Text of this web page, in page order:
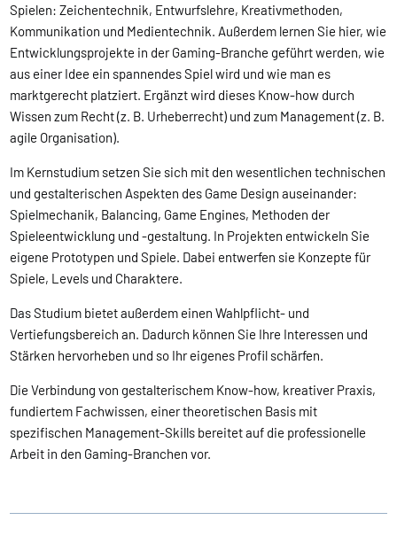
Spielen: Zeichentechnik, Entwurfslehre, Kreativmethoden,
Kommunikation und Medientechnik. Außerdem lernen Sie hier, wie
Entwicklungsprojekte in der Gaming-Branche geführt werden, wie
aus einer Idee ein spannendes Spiel wird und wie man es
marktgerecht platziert. Ergänzt wird dieses Know-how durch
Wissen zum Recht (z. B. Urheberrecht) und zum Management (z. B.
agile Organisation).
Im Kernstudium setzen Sie sich mit den wesentlichen technischen
und gestalterischen Aspekten des Game Design auseinander:
Spielmechanik, Balancing, Game Engines, Methoden der
Spieleentwicklung und -gestaltung. In Projekten entwickeln Sie
eigene Prototypen und Spiele. Dabei entwerfen sie Konzepte für
Spiele, Levels und Charaktere.
Das Studium bietet außerdem einen Wahlpflicht- und
Vertiefungsbereich an. Dadurch können Sie Ihre Interessen und
Stärken hervorheben und so Ihr eigenes Profil schärfen.
Die Verbindung von gestalterischem Know-how, kreativer Praxis,
fundiertem Fachwissen, einer theoretischen Basis mit
spezifischen Management-Skills bereitet auf die professionelle
Arbeit in den Gaming-Branchen vor.